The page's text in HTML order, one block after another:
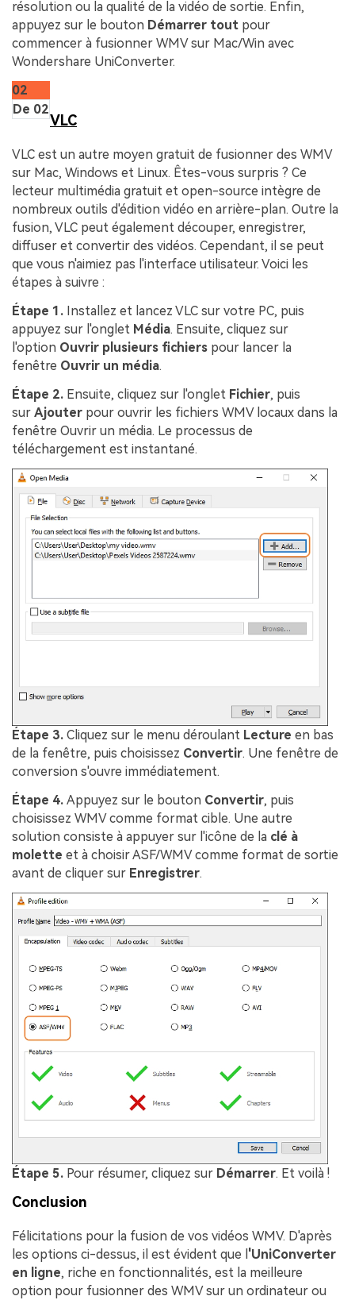
résolution ou la qualité de la vidéo de sortie. Enfin,
appuyez sur le bouton Démarrer tout pour
commencer à fusionner WMV sur Mac/Win avec
Wondershare UniConverter.
02
De 02
VLC
VLC est un autre moyen gratuit de fusionner des WMV
sur Mac, Windows et Linux. Êtes-vous surpris ? Ce
lecteur multimédia gratuit et open-source intègre de
nombreux outils d'édition vidéo en arrière-plan. Outre la
fusion, VLC peut également découper, enregistrer,
diffuser et convertir des vidéos. Cependant, il se peut
que vous n'aimiez pas l'interface utilisateur. Voici les
étapes à suivre :
Étape 1. Installez et lancez VLC sur votre PC, puis
appuyez sur l'onglet Média. Ensuite, cliquez sur
l'option Ouvrir plusieurs fichiers pour lancer la
fenêtre Ouvrir un média.
Étape 2. Ensuite, cliquez sur l'onglet Fichier, puis
sur Ajouter pour ouvrir les fichiers WMV locaux dans la
fenêtre Ouvrir un média. Le processus de
téléchargement est instantané.
Étape 3. Cliquez sur le menu déroulant Lecture en bas
de la fenêtre, puis choisissez Convertir. Une fenêtre de
conversion s'ouvre immédiatement.
Étape 4. Appuyez sur le bouton Convertir, puis
choisissez WMV comme format cible. Une autre
solution consiste à appuyer sur l'icône de la clé à
molette et à choisir ASF/WMV comme format de sortie
avant de cliquer sur Enregistrer.
Étape 5. Pour résumer, cliquez sur Démarrer. Et voilà !
Conclusion
Félicitations pour la fusion de vos vidéos WMV. D'après
les options ci-dessus, il est évident que l 'UniConverter
en ligne, riche en fonctionnalités, est la meilleure
option pour fusionner des WMV sur un ordinateur ou